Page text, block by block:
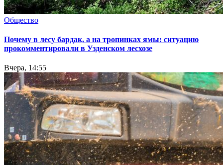
Общество
Почему в лесу бардак, а на тропинках ямы: ситуацию
прокомментировали в Узденском лесхозе
Вчера, 14:55